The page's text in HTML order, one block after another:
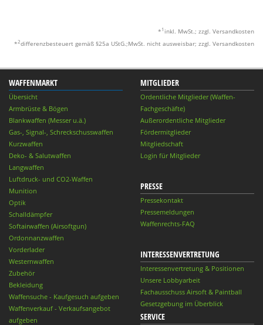
* 1 inkl. MwSt.; zzgl. Versandkosten
*2differenzbesteuert gemäß §25a UStG.;MwSt. nicht ausweisbar; zzgl. Versandkosten
WAFFENMARKT
Übersicht
Armbrüste & Bögen
Blankwaffen (Messer u.ä.)
Gas-, Signal-, Schreckschusswaffen
Kurzwaffen
Deko- & Salutwaffen
Langwaffen
Luftdruck- und CO2-Waffen
Munition
Optik
Schalldämpfer
Softairwaffen (Airsoftgun)
Ordonnanzwaffen
Vorderlader
Westernwaffen
Zubehör
Bekleidung
Waffensuche - Kaufgesuch aufgeben
Waffenverkauf - Verkaufsangebot
aufgeben
MITGLIEDER
Ordentliche Mitglieder (Waffen-
Fachgeschäfte)
Außerordentliche Mitglieder
Fördermitglieder
Mitgliedschaft
Login für Mitglieder
PRESSE
Pressekontakt
Pressemeldungen
Waffenrechts-FAQ
INTERESSENVERTRETUNG
Interessenvertretung & Positionen
Unsere Lobbyarbeit
Fachausschuss Airsoft & Paintball
Gesetzgebung im Überblick
SERVICE